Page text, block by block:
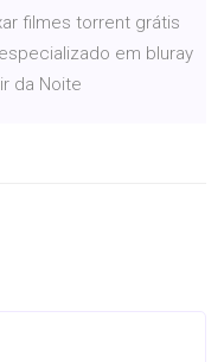
filmes torrent grátis
em bluray
da Noite